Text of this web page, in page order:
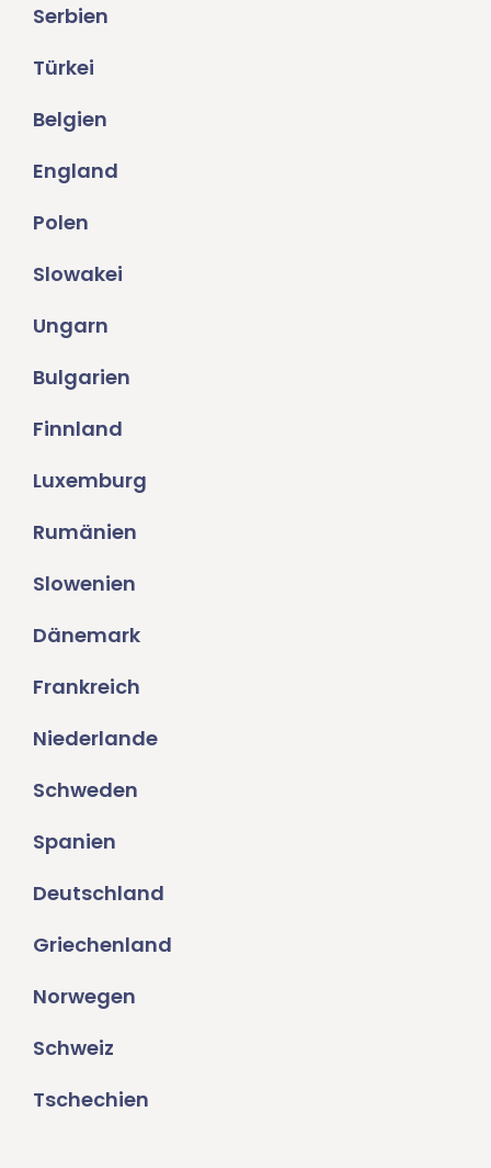
Serbien
Türkei
Belgien
England
Polen
Slowakei
Ungarn
Bulgarien
Finnland
Luxemburg
Rumänien
Slowenien
Dänemark
Frankreich
Niederlande
Schweden
Spanien
Deutschland
Griechenland
Norwegen
Schweiz
Tschechien